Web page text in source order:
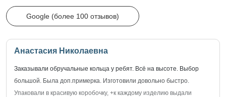
Google (более 100 отзывов)
Анастасия Николаевна
Заказывали обручальные кольца у ребят. Всё на высоте. Выбор
большой. Была доп.примерка. Изготовили довольно быстро.
Упаковали в красивую коробочку, +к каждому изделию выдали